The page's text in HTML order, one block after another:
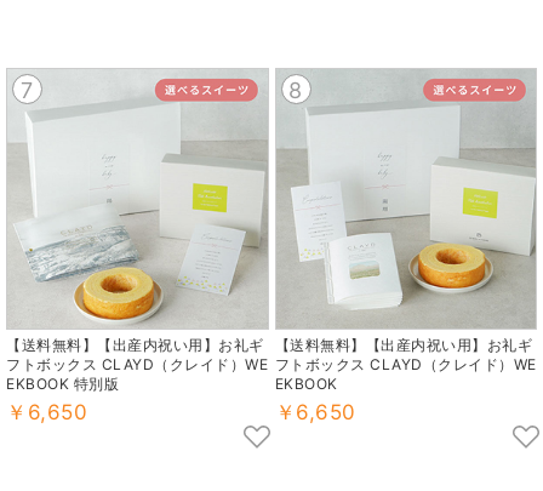
7
【送料無料】【出産内祝い用】お礼ギ
フトボックス CLAYD（クレイド）WE
EKBOOK 特別版
￥6,650
8
【送料無料】【出産内祝い用】お礼ギ
フトボックス CLAYD（クレイド）WE
EKBOOK
￥6,650